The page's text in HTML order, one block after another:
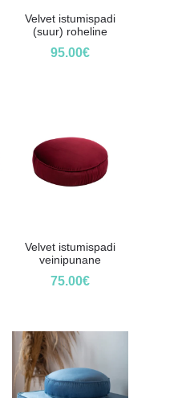
Velvet istumispadi
(suur) roheline
95.00€
Velvet istumispadi
veinipunane
75.00€